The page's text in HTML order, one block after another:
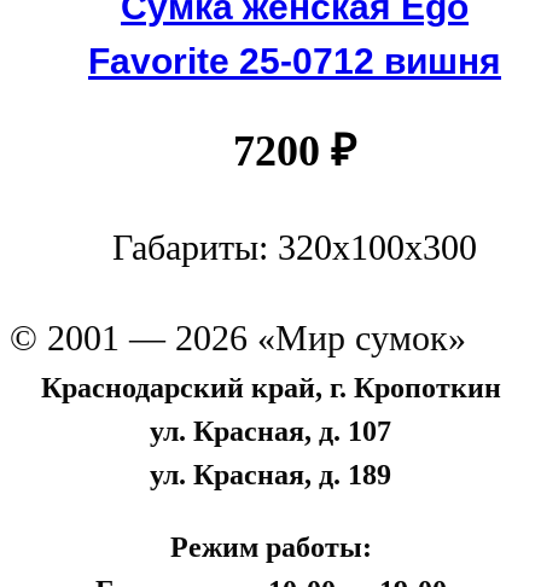
Favorite 25-0712 вишня
7200 ₽
Габариты: 320x100x300
© 2001 — 2026 «Мир сумок»
Краснодарский край, г. Кропоткин
ул. Красная, д. 107
ул. Красная, д. 189
Режим работы: